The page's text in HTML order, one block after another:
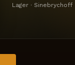
Lager · Sinebrychoff